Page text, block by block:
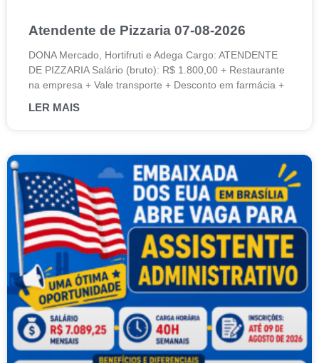
Atendente de Pizzaria 07-08-2026
DONA Mercado, Hortifruti e Adega Cargo: ATENDENTE
DE PIZZARIA Salário (bruto): R$ 1.800,00 + Restaurante
na empresa + Vale transporte + Desconto em farmácia +
LER MAIS